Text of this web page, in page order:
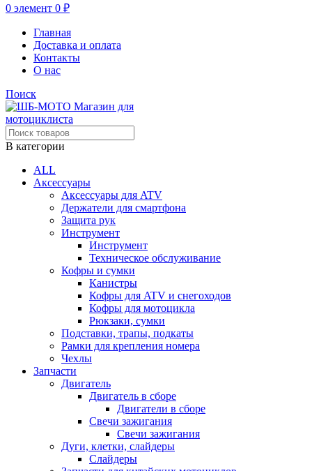
0 элемент 0 ₽
Главная
Доставка и оплата
Контакты
О нас
Поиск
В категории
ALL
Аксессуары
Аксессуары для ATV
Держатели для смартфона
Защита рук
Инструмент
Инструмент
Техническое обслуживание
Кофры и сумки
Канистры
Кофры для ATV и снегоходов
Кофры для мотоцикла
Рюкзаки, сумки
Подставки, трапы, подкаты
Рамки для крепления номера
Чехлы
Запчасти
Двигатель
Двигатель в сборе
Двигатели в сборе
Свечи зажигания
Свечи зажигания
Дуги, клетки, слайдеры
Слайдеры